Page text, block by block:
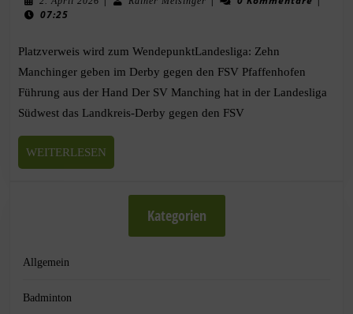
07:25
Platzverweis wird zum WendepunktLandesliga: Zehn
Manchinger geben im Derby gegen den FSV Pfaffenhofen
Führung aus der Hand Der SV Manching hat in der Landesliga
Südwest das Landkreis-Derby gegen den FSV
WEITERLESEN
Kategorien
Allgemein
Badminton